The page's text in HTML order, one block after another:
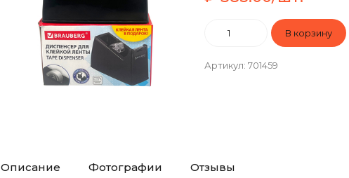
Артикул: 701459
Описание Фотографии Отзывы